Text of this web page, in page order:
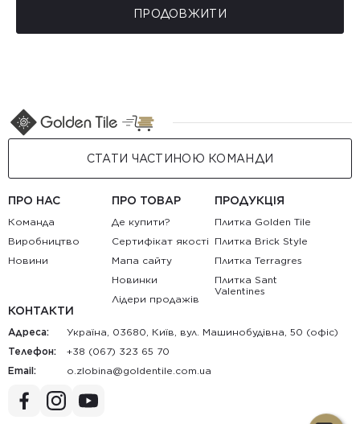
ПРОДОВЖИТИ
СТАТИ ЧАСТИНОЮ КОМАНДИ
ПРО НАС
Команда
Виробництво
Новини
ПРО ТОВАР
Де купити?
Сертифікат якості
Мапа сайту
Новинки
Лідери продажів
ПРОДУКЦІЯ
Плитка Golden Tile
Плитка Brick Style
Плитка Terragres
Плитка Sant
Valentines
КОНТАКТИ
Адреса:
Україна, 03680, Київ, вул. Машинобудівна, 50 (офіс)
Телефон:
+38 (067) 323 65 70
Email:
au.moc.elitnedlog@anibolz.o